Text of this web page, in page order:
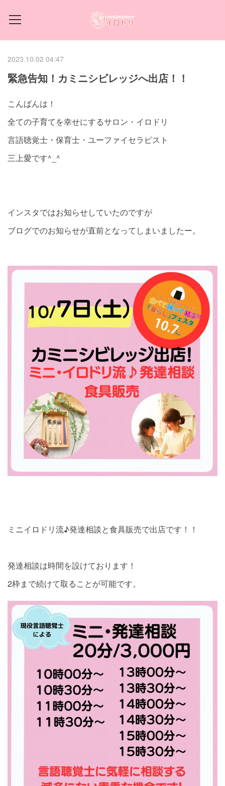
2023.10.02 04:47
緊急告知！カミニシビレッジへ出店！！
こんばんは！
全ての子育てを幸せにするサロン・イロドリ
言語聴覚士・保育士・ユーファイセラピスト
三上愛です^_^
インスタではお知らせしていたのですが
ブログでのお知らせが直前となってしまいましたー。
ミニイロドリ流♪発達相談と食具販売で出店です！！
発達相談は時間を設けております！
2枠まで続けて取ることが可能です。